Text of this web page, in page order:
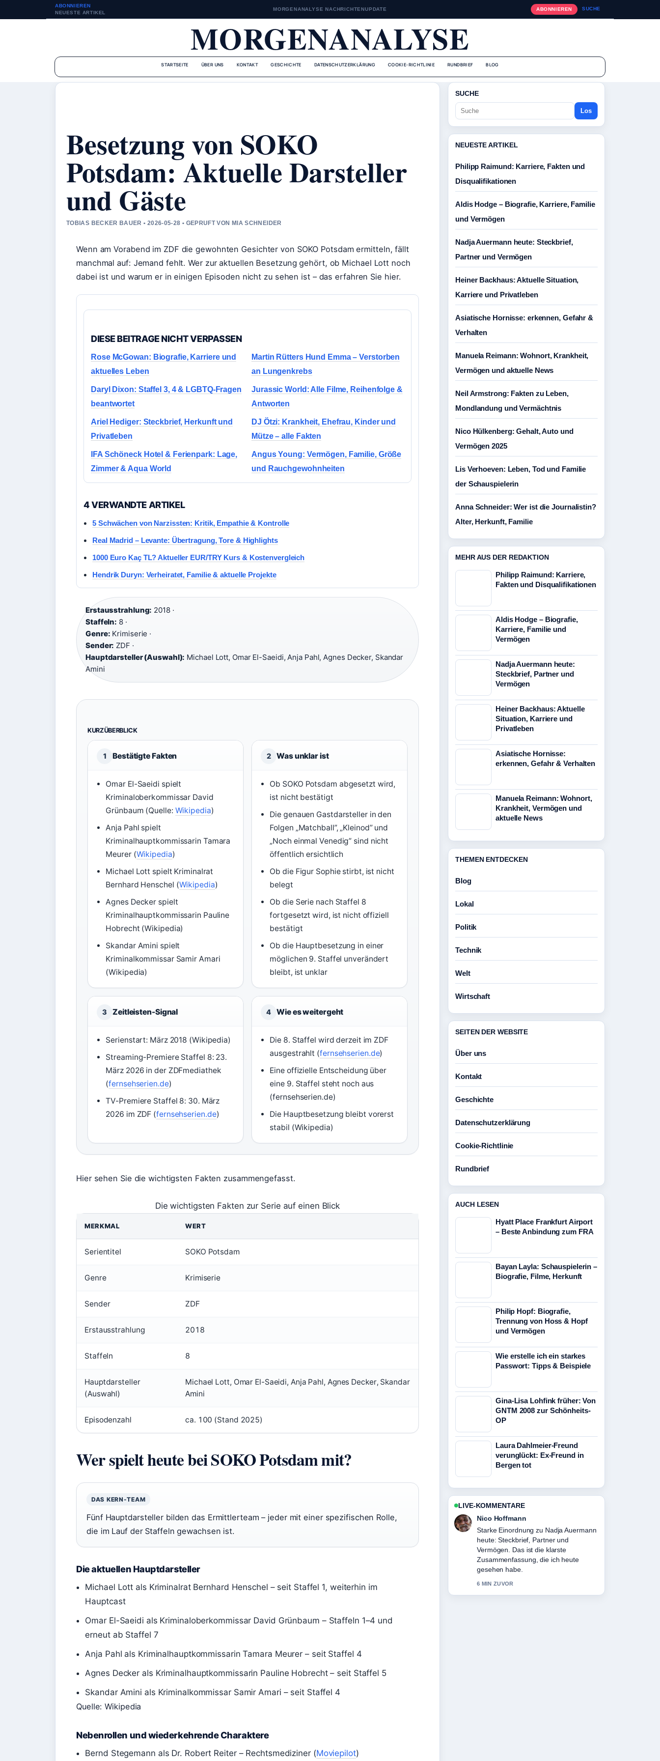
ABONNIEREN
NEUESTE ARTIKEL
MORGENANALYSE NACHRICHTENUPDATE ABONNIEREN SUCHE
MORGENANALYSE
STARTSEITE ÜBER UNS KONTAKT GESCHICHTE DATENSCHUTZERKLÄRUNG COOKIE-RICHTLINIE RUNDBRIEF BLOG
Besetzung von SOKO
Potsdam: Aktuelle Darsteller
und Gäste
TOBIAS BECKER BAUER • 2026-05-28 • GEPRUFT VON MIA SCHNEIDER
Wenn am Vorabend im ZDF die gewohnten Gesichter von SOKO Potsdam ermitteln, fällt
manchmal auf: Jemand fehlt. Wer zur aktuellen Besetzung gehört, ob Michael Lott noch
dabei ist und warum er in einigen Episoden nicht zu sehen ist – das erfahren Sie hier.
DIESE BEITRAGE NICHT VERPASSEN
Rose McGowan: Biografie, Karriere und
aktuelles Leben
Martin Rütters Hund Emma – Verstorben
an Lungenkrebs
Daryl Dixon: Staffel 3, 4 & LGBTQ-Fragen
beantwortet
Jurassic World: Alle Filme, Reihenfolge &
Antworten
Ariel Hediger: Steckbrief, Herkunft und
Privatleben
DJ Ötzi: Krankheit, Ehefrau, Kinder und
Mütze – alle Fakten
IFA Schöneck Hotel & Ferienpark: Lage,
Zimmer & Aqua World
Angus Young: Vermögen, Familie, Größe
und Rauchgewohnheiten
4 VERWANDTE ARTIKEL
5 Schwächen von Narzissten: Kritik, Empathie & Kontrolle
Real Madrid – Levante: Übertragung, Tore & Highlights
1000 Euro Kaç TL? Aktueller EUR/TRY Kurs & Kostenvergleich
Hendrik Duryn: Verheiratet, Familie & aktuelle Projekte
Erstausstrahlung: 2018 ·
Staffeln: 8 ·
Genre: Krimiserie ·
Sender: ZDF ·
Hauptdarsteller (Auswahl): Michael Lott, Omar El-Saeidi, Anja Pahl, Agnes Decker, Skandar
Amini
KURZÜBERBLICK
1 Bestätigte Fakten
Omar El-Saeidi spielt
Kriminaloberkommissar David
Grünbaum (Quelle: Wikipedia)
Anja Pahl spielt
Kriminalhauptkommissarin Tamara
Meurer (Wikipedia)
Michael Lott spielt Kriminalrat
Bernhard Henschel (Wikipedia)
Agnes Decker spielt
Kriminalhauptkommissarin Pauline
Hobrecht (Wikipedia)
Skandar Amini spielt
Kriminalkommissar Samir Amari
(Wikipedia)
2 Was unklar ist
Ob SOKO Potsdam abgesetzt wird,
ist nicht bestätigt
Die genauen Gastdarsteller in den
Folgen „Matchball”, „Kleinod” und
„Noch einmal Venedig” sind nicht
öffentlich ersichtlich
Ob die Figur Sophie stirbt, ist nicht
belegt
Ob die Serie nach Staffel 8
fortgesetzt wird, ist nicht offiziell
bestätigt
Ob die Hauptbesetzung in einer
möglichen 9. Staffel unverändert
bleibt, ist unklar
3 Zeitleisten-Signal
Serienstart: März 2018 (Wikipedia)
Streaming-Premiere Staffel 8: 23.
März 2026 in der ZDFmediathek
(fernsehserien.de)
TV-Premiere Staffel 8: 30. März
2026 im ZDF (fernsehserien.de)
4 Wie es weitergeht
Die 8. Staffel wird derzeit im ZDF
ausgestrahlt (fernsehserien.de)
Eine offizielle Entscheidung über
eine 9. Staffel steht noch aus
(fernsehserien.de)
Die Hauptbesetzung bleibt vorerst
stabil (Wikipedia)
Hier sehen Sie die wichtigsten Fakten zusammengefasst.
Die wichtigsten Fakten zur Serie auf einen Blick
MERKMAL WERT
Serientitel SOKO Potsdam
Genre Krimiserie
Sender ZDF
Erstausstrahlung 2018
Staffeln 8
Hauptdarsteller
(Auswahl)
Michael Lott, Omar El-Saeidi, Anja Pahl, Agnes Decker, Skandar
Amini
Episodenzahl ca. 100 (Stand 2025)
Wer spielt heute bei SOKO Potsdam mit?
DAS KERN-TEAM
Fünf Hauptdarsteller bilden das Ermittlerteam – jeder mit einer spezifischen Rolle,
die im Lauf der Staffeln gewachsen ist.
Die aktuellen Hauptdarsteller
Michael Lott als Kriminalrat Bernhard Henschel – seit Staffel 1, weiterhin im
Hauptcast
Omar El-Saeidi als Kriminaloberkommissar David Grünbaum – Staffeln 1–4 und
erneut ab Staffel 7
Anja Pahl als Kriminalhauptkommissarin Tamara Meurer – seit Staffel 4
Agnes Decker als Kriminalhauptkommissarin Pauline Hobrecht – seit Staffel 5
Skandar Amini als Kriminalkommissar Samir Amari – seit Staffel 4
Quelle: Wikipedia
Nebenrollen und wiederkehrende Charaktere
Bernd Stegemann als Dr. Robert Reiter – Rechtsmediziner (Moviepilot)
SUCHE
Los
NEUESTE ARTIKEL
Philipp Raimund: Karriere, Fakten und
Disqualifikationen
Aldis Hodge – Biografie, Karriere, Familie
und Vermögen
Nadja Auermann heute: Steckbrief,
Partner und Vermögen
Heiner Backhaus: Aktuelle Situation,
Karriere und Privatleben
Asiatische Hornisse: erkennen, Gefahr &
Verhalten
Manuela Reimann: Wohnort, Krankheit,
Vermögen und aktuelle News
Neil Armstrong: Fakten zu Leben,
Mondlandung und Vermächtnis
Nico Hülkenberg: Gehalt, Auto und
Vermögen 2025
Lis Verhoeven: Leben, Tod und Familie
der Schauspielerin
Anna Schneider: Wer ist die Journalistin?
Alter, Herkunft, Familie
MEHR AUS DER REDAKTION
Philipp Raimund: Karriere,
Fakten und Disqualifikationen
Aldis Hodge – Biografie,
Karriere, Familie und
Vermögen
Nadja Auermann heute:
Steckbrief, Partner und
Vermögen
Heiner Backhaus: Aktuelle
Situation, Karriere und
Privatleben
Asiatische Hornisse:
erkennen, Gefahr & Verhalten
Manuela Reimann: Wohnort,
Krankheit, Vermögen und
aktuelle News
THEMEN ENTDECKEN
Blog
Lokal
Politik
Technik
Welt
Wirtschaft
SEITEN DER WEBSITE
Über uns
Kontakt
Geschichte
Datenschutzerklärung
Cookie-Richtlinie
Rundbrief
AUCH LESEN
Hyatt Place Frankfurt Airport
– Beste Anbindung zum FRA
Bayan Layla: Schauspielerin –
Biografie, Filme, Herkunft
Philip Hopf: Biografie,
Trennung von Hoss & Hopf
und Vermögen
Wie erstelle ich ein starkes
Passwort: Tipps & Beispiele
Gina-Lisa Lohfink früher: Von
GNTM 2008 zur Schönheits-
OP
Laura Dahlmeier-Freund
verunglückt: Ex-Freund in
Bergen tot
LIVE-KOMMENTARE
Hannah Weber
Verfolge Philipp Raimund: Karriere,
Fakten und Disqualifikationen genau –
schaetze den ausgewogenen Ton hier.
8 MIN ZUVOR